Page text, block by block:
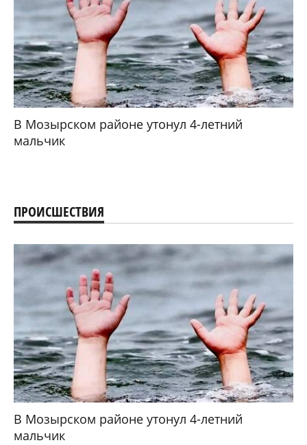
В Мозырском районе утонул 4-летний
мальчик
ПРОИСШЕСТВИЯ
В Мозырском районе утонул 4-летний
мальчик